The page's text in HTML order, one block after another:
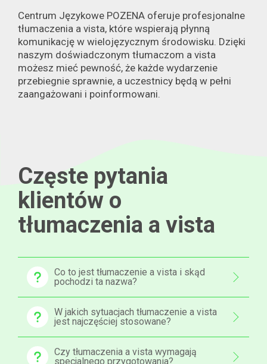
Centrum Językowe POZENA oferuje profesjonalne
tłumaczenia a vista, które wspierają płynną
komunikację w wielojęzycznym środowisku. Dzięki
naszym doświadczonym tłumaczom a vista
możesz mieć pewność, że każde wydarzenie
przebiegnie sprawnie, a uczestnicy będą w pełni
zaangażowani i poinformowani.
Częste pytania
klientów o
tłumaczenia a vista
Co to jest tłumaczenie a vista i skąd
pochodzi ta nazwa?
W jakich sytuacjach tłumaczenie a vista
jest najczęściej stosowane?
Czy tłumaczenia a vista wymagają
specjalnego przygotowania?